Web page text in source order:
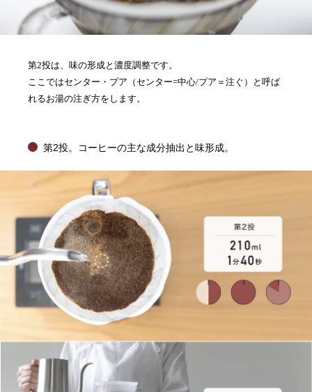
第2投は、味の形成と濃度調整です。
ここではセンター・プア（センター=中心/プア＝注ぐ）と呼ば
れるお湯の注ぎ方をします。
第2投。コーヒーの主な成分抽出と味形成。